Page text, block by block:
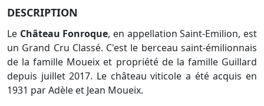
DESCRIPTION
Le Château Fonroque, en appellation Saint-Emilion, est
un Grand Cru Classé. C'est le berceau saint-émilionnais
de la famille Moueix et propriété de la famille Guillard
depuis juillet 2017. Le château viticole a été acquis en
1931 par Adèle et Jean Moueix.